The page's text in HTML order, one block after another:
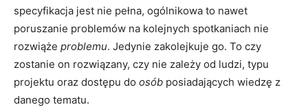
specyfikacja jest nie pełna, ogólnikowa to nawet
poruszanie problemów na kolejnych spotkaniach nie
rozwiąże problemu. Jedynie zakolejkuje go. To czy
zostanie on rozwiązany, czy nie zależy od ludzi, typu
projektu oraz dostępu do osób posiadających wiedzę z
danego tematu.